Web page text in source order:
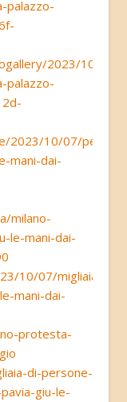
palazzo-
2023/10/07/
palazzo-
2023/10/07/peste-
mani-dai-
milano-
le-mani-dai-
10/07/migliaia-
mani-dai-
protesta-
di-persone-
giu-le-